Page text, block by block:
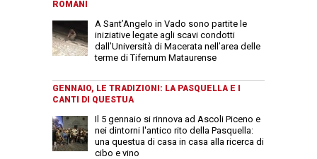
ROMANI
A Sant’Angelo in Vado sono partite le
iniziative legate agli scavi condotti
dall’Università di Macerata nell’area delle
terme di Tifernum Mataurense
GENNAIO, LE TRADIZIONI: LA PASQUELLA E I
CANTI DI QUESTUA
Il 5 gennaio si rinnova ad Ascoli Piceno e
nei dintorni l'antico rito della Pasquella:
una questua di casa in casa alla ricerca di
cibo e vino